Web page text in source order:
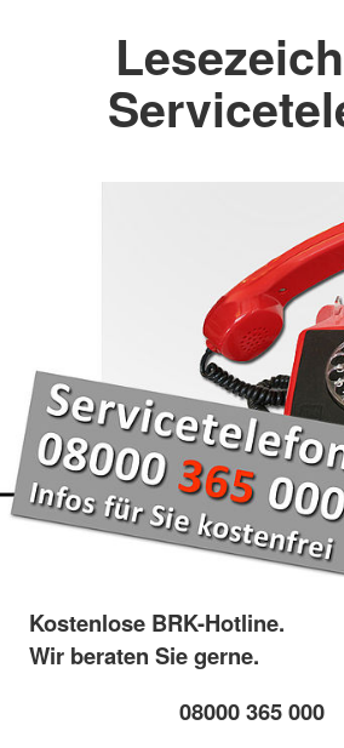
Kostenlose BRK-Hotline.
Wir beraten Sie gerne.
08000 365 000